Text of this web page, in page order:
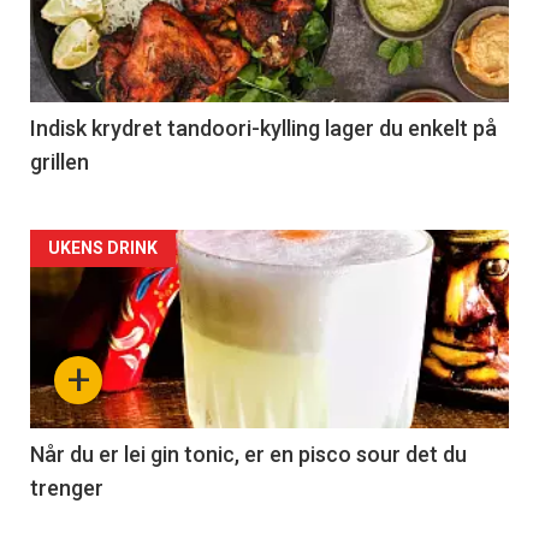
Indisk krydret tandoori-kylling lager du enkelt på
grillen
Forsiden
akkurat
nå
-
2
+
UKENS DRINK
Når du er lei gin tonic, er en pisco sour det du
trenger